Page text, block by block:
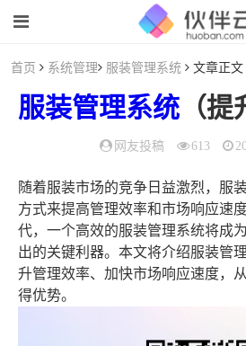
首页 系统管理 服装管理系统 文章正文
服装管理系统 （提
网友投稿 613
随着服装市场的竞争日益激烈，服
方式来提高管理效率和市场响应速
代，一个高效的服装管理系统将成
出的关键利器。本文将介绍服装管
升管理效率、加快市场响应速度，
得优势。